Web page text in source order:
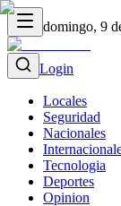
domingo, 9
Login
Locales
Seguridad
Nacionales
Tecnologia
Deportes
Opinion